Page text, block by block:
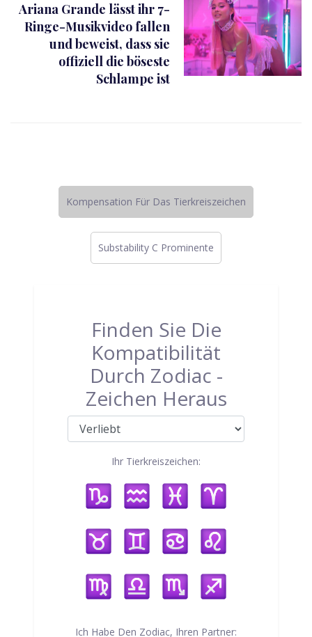
Ariana Grande lässt ihr 7-
Ringe-Musikvideo fallen
und beweist, dass sie
offiziell die böseste
Schlampe ist
Kompensation Für Das Tierkreiszeichen
Substability C Prominente
Finden Sie Die
Kompatibilität
Durch Zodiac -
Zeichen Heraus
Ihr Tierkreiszeichen:
Ich Habe Den Zodiac, Ihren Partner: